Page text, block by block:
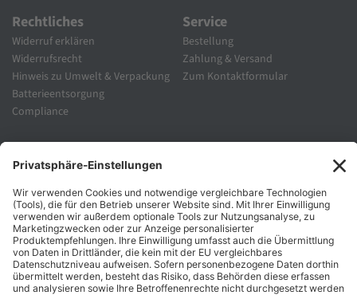
Rechtliches
Widerruf erklären
Widerrufsrecht
Hinweis zu Umwelt & Verpackung
Batterieentsorgung
Compliance
Service
Bestellung
Zahlung & Versand
Zum Kontaktformular
Unternehmen
Karriere
Zahlungsarten